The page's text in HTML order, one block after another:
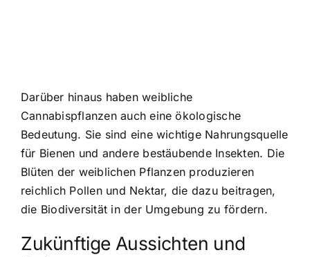
Darüber hinaus haben weibliche
Cannabispflanzen auch eine ökologische
Bedeutung. Sie sind eine wichtige Nahrungsquelle
für Bienen und andere bestäubende Insekten. Die
Blüten der weiblichen Pflanzen produzieren
reichlich Pollen und Nektar, die dazu beitragen,
die Biodiversität in der Umgebung zu fördern.
Zukünftige Aussichten und